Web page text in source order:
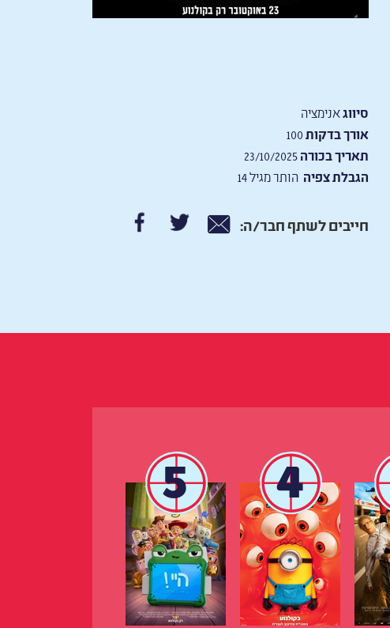
סיווגאנימציה
אורך בדקות
תאריך בכורה
הגבלת צפיה הותר מגיל 14
חייבים לשתף חבר/ה:
4
5